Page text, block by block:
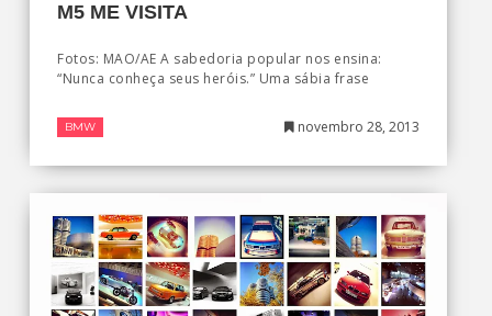
M5 ME VISITA
Fotos: MAO/AE A sabedoria popular nos ensina:
“Nunca conheça seus heróis.” Uma sábia frase
BMW novembro 28, 2013